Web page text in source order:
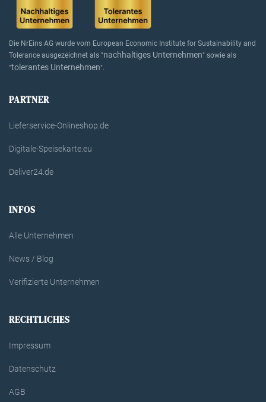
Die NrEins AG wurde vom European Economic Institute for Sustainability and
Tolerance ausgezeichnet als "nachhaltiges Unternehmen" sowie als
"tolerantes Unternehmen".
PARTNER
Lieferservice-Onlineshop.de
Digitale-Speisekarte.eu
Deliver24.de
INFOS
Alle Unternehmen
News / Blog
Verifizierte Unternehmen
RECHTLICHES
Impressum
Datenschutz
AGB